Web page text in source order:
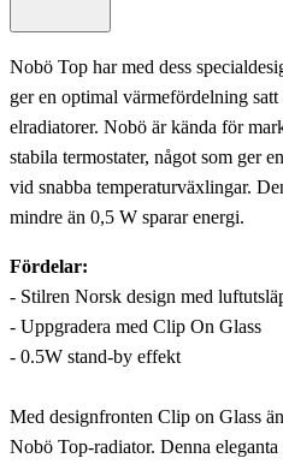
Nobö Top har med dess
ger en optimal värmefördelning
elradiatorer. Nobö är kända för
stabila termostater, något som ger
vid snabba temperaturväxlingar.
mindre än 0,5 W sparar energi.
Fördelar:
- Stilren Norsk design med
- Uppgradera med Clip On Glass
- 0.5W stand-by effekt
Med designfronten Clip on Glass
Nobö Top-radiator. Denna